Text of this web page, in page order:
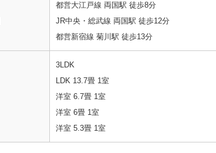
都営大江戸線 両国駅 徒歩8分
JR中央・総武線 両国駅 徒歩12分
都営新宿線 菊川駅 徒歩13分
3LDK
LDK 13.7畳 1室
洋室 6.7畳 1室
洋室 6畳 1室
洋室 5.3畳 1室